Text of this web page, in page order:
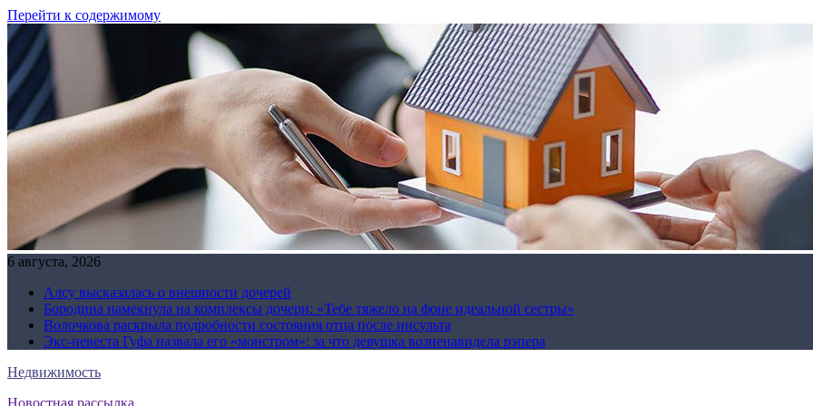
Перейти к содержимому
6 августа, 2026
Алсу высказалась о внешности дочерей
Бородина намекнула на комплексы дочери: «Тебе тяжело на фоне идеальной сестры»
Волочкова раскрыла подробности состояния отца после инсульта
Экс-невеста Гуфа назвала его «монстром»: за что девушка возненавидела рэпера
Недвижимость
Новостная рассылка